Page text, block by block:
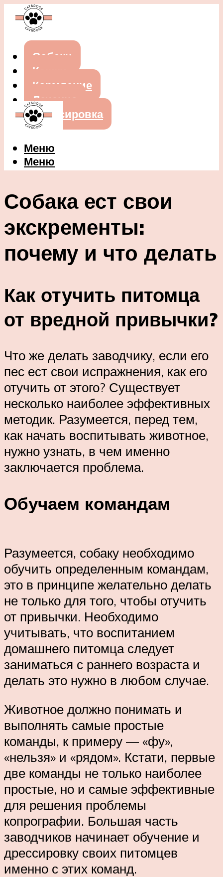
Собаки
Кошки
Кормление
Лечение
Дрессировка
Меню
Меню
Собака ест свои
экскременты:
почему и что делать
Как отучить питомца
от вредной привычки?
Что же делать заводчику, если его
пес ест свои испражнения, как его
отучить от этого? Существует
несколько наиболее эффективных
методик. Разумеется, перед тем,
как начать воспитывать животное,
нужно узнать, в чем именно
заключается проблема.
Обучаем командам
Разумеется, собаку необходимо
обучить определенным командам,
это в принципе желательно делать
не только для того, чтобы отучить
от привычки. Необходимо
учитывать, что воспитанием
домашнего питомца следует
заниматься с раннего возраста и
делать это нужно в любом случае.
Животное должно понимать и
выполнять самые простые
команды, к примеру — «фу»,
«нельзя» и «рядом». Кстати, первые
две команды не только наиболее
простые, но и самые эффективные
для решения проблемы
копрографии. Большая часть
заводчиков начинает обучение и
дрессировку своих питомцев
именно с этих команд.